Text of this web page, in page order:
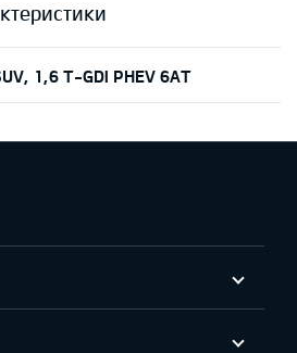
1,6 T-GDI PHEV 6AT